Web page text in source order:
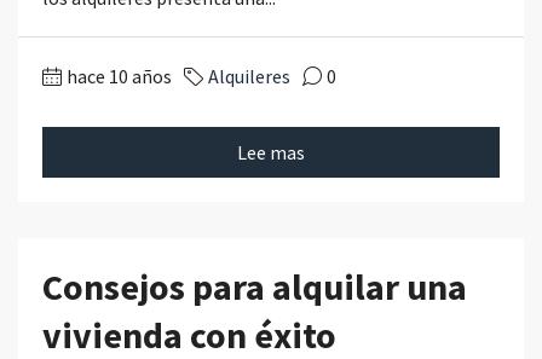
hace 10 años Alquileres 0
Lee mas
Consejos para alquilar una
vivienda con éxito